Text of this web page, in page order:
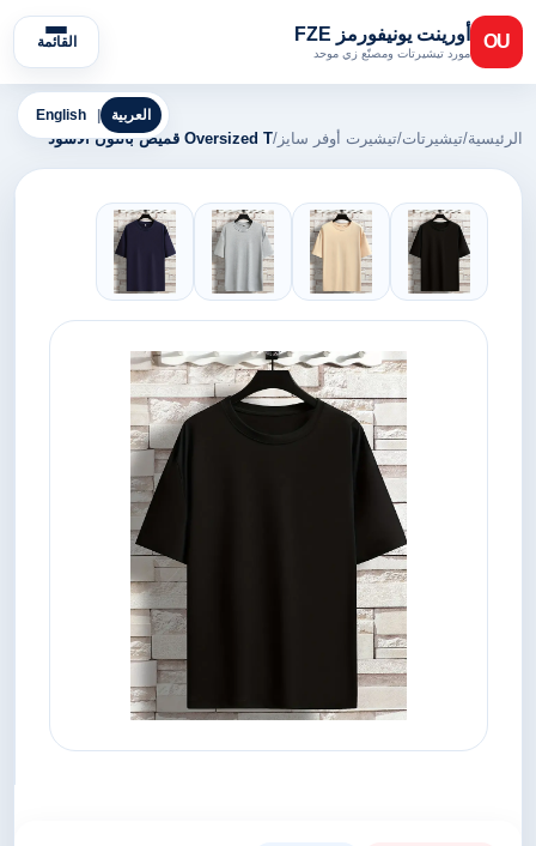
OU أورينت يونيفورمز FZE
مورد تيشيرتات ومصنّع زي موحد
القائمة
English العربية
الرئيسية/تيشيرتات/تيشيرت أوفر سايز /Oversized T قميص باللون الأسود